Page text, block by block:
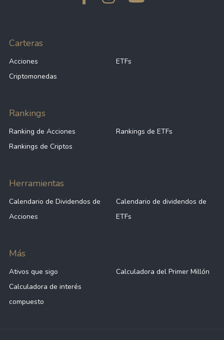
Carteras
Acciones
ETFs
Criptomonedas
Rankings
Ranking de Acciones
Rankings de ETFs
Rankings de Criptos
Herramientas
Calendario de Dividendos de
Acciones
Calendario de dividendos de
ETFs
Más
Ativos que sigo
Calculadora del Primer Millón
Calculadora de interés
compuesto